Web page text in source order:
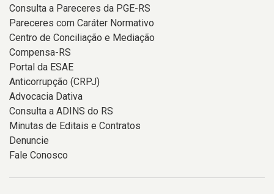
Consulta a Pareceres da PGE-RS
Pareceres com Caráter Normativo
Centro de Conciliação e Mediação
Compensa-RS
Portal da ESAE
Anticorrupção (CRPJ)
Advocacia Dativa
Consulta a ADINS do RS
Minutas de Editais e Contratos
Denuncie
Fale Conosco